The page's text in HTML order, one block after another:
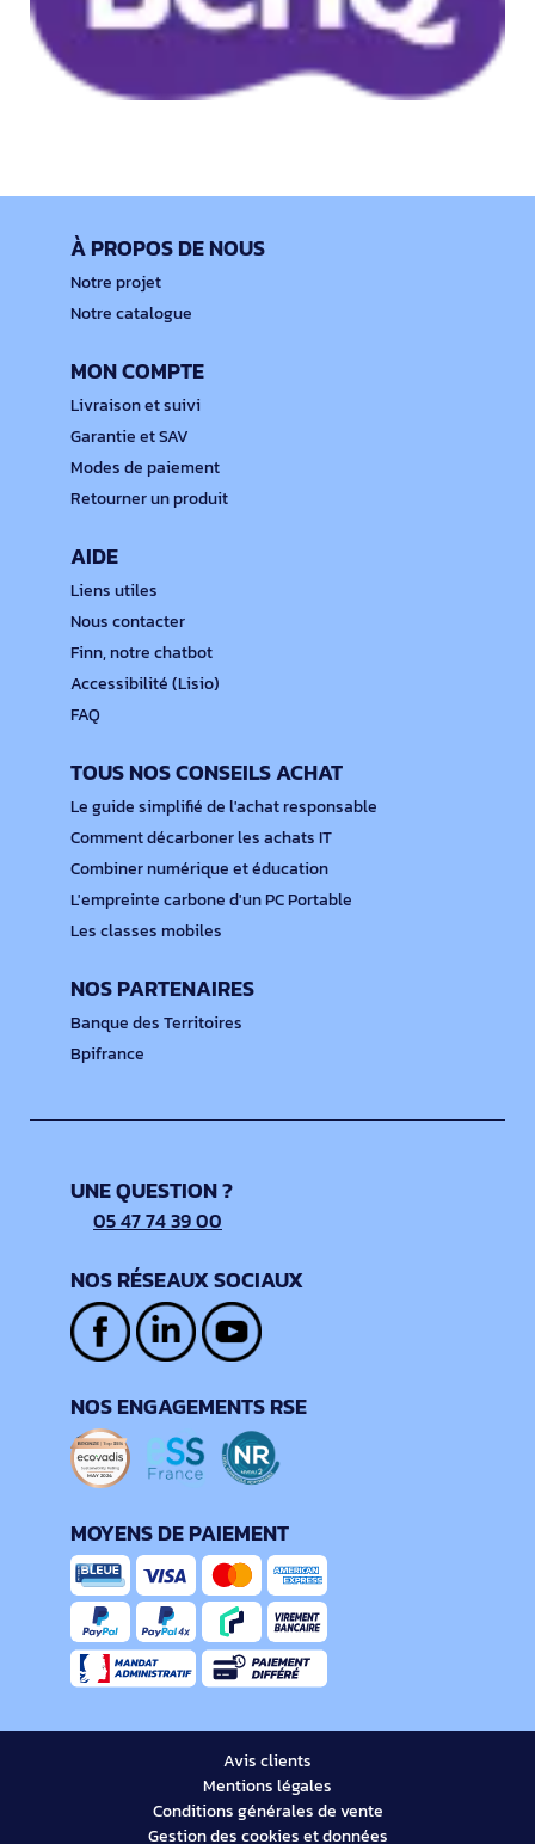
À PROPOS DE NOUS
Notre projet
Notre catalogue
MON COMPTE
Livraison et suivi
Garantie et SAV
Modes de paiement
Retourner un produit
AIDE
Liens utiles
Nous contacter
Finn, notre chatbot
Accessibilité (Lisio)
FAQ
TOUS NOS CONSEILS ACHAT
Le guide simplifié de l'achat responsable
Comment décarboner les achats IT
Combiner numérique et éducation
L'empreinte carbone d'un PC Portable
Les classes mobiles
NOS PARTENAIRES
Banque des Territoires
Bpifrance
UNE QUESTION ?
05 47 74 39 00
NOS RÉSEAUX SOCIAUX
NOS ENGAGEMENTS RSE
MOYENS DE PAIEMENT
Avis clients
Mentions légales
Conditions générales de vente
Gestion des cookies et données